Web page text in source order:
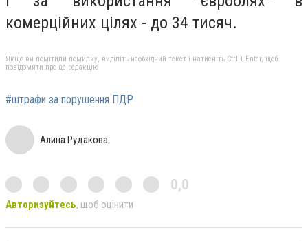
комерційних цілях - до 34 тисяч.
Якщо ви помітили помилку, виділіть необхідний текст і натисніть Ctrl + Enter, щоб
повідомити про це редакцію
#штрафи за порушення ПДР
Алина Рудакова
0,0
Авторизуйтесь, щоб оцінити